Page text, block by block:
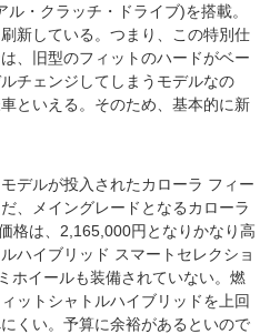
・クラッチ・ドライブ)を搭載。
新している。つまり、この特別仕
、旧型のフィットのハードがベー
チェンジしてしまうモデルなの
といえる。そのため、基本的に新
デルが投入されたカローラ フィー
、メイングレードとなるカローラ
格は、2,165,000円となりかなり高
ハイブリッド スマートセレクショ
ホイールも装備されていない。燃
ットシャトルハイブリッドを上回
くい。予算に余裕があるといので